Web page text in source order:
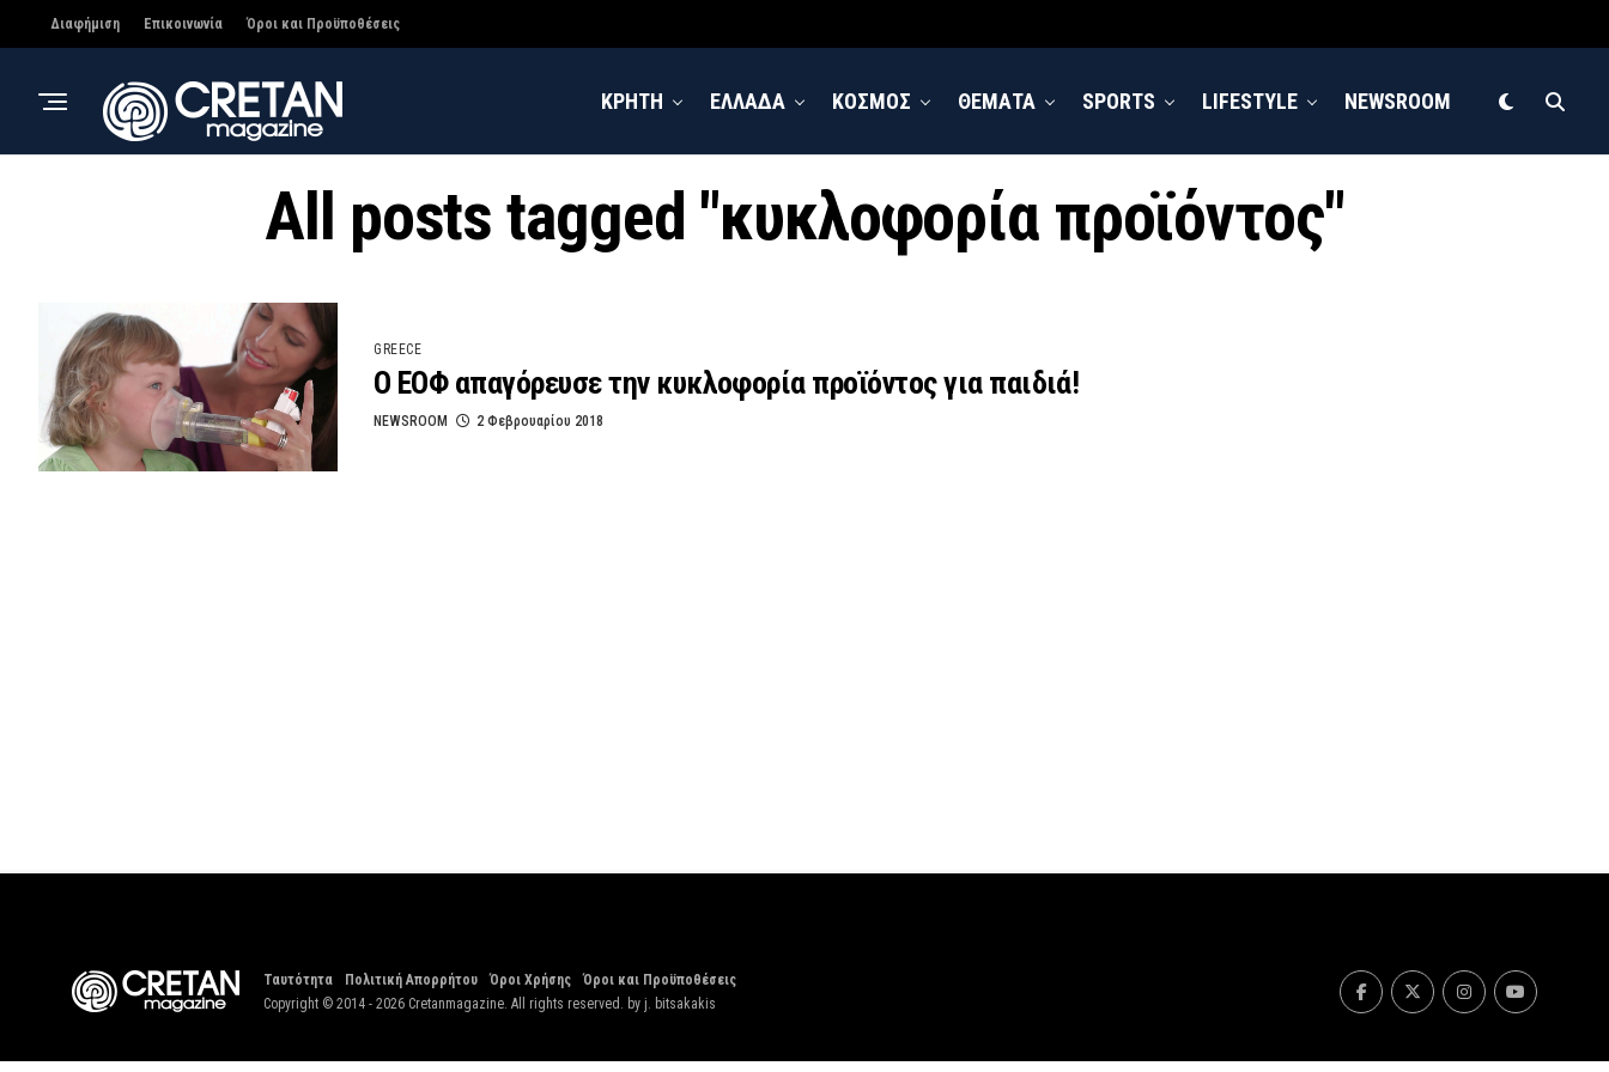
Διαφήμιση Επικοινωνία Όροι και Προϋποθέσεις
ΚΡΗΤΗ ΕΛΛΑΔΑ ΚΟΣΜΟΣ ΘΕΜΑΤΑ SPORTS LIFESTYLE NEWSROOM
All posts tagged "κυκλοφορία προϊόντος"
GREECE
Ο ΕΟΦ απαγόρευσε την κυκλοφορία προϊόντος για παιδιά!
NEWSROOM 2 Φεβρουαρίου 2018
Ταυτότητα Πολιτική Απορρήτου Όροι Χρήσης
Όροι και Προϋποθέσεις
Copyright © 2014 - 2026 Cretanmagazine. All rights reserved. by j. bitsakakis